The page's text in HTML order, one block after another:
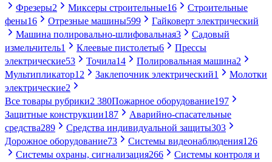
Фрезеры2 Миксеры строительные16
Строительные
фены16 Отрезные машины599
Гайковерт электрический
Машина полировально-шлифовальная3
Садовый
измельчитель1 Клеевые пистолеты6
Прессы
электрические53 Точила14 Полировальная машина2
Мультипликатор12 Заклепочник электрический1
Молотки
электрические2
Все товары рубрики2 380Пожарное оборудование197
Защитные конструкции187
Аварийно-спасательные
средства289 Средства индивидуальной защиты303
Дорожное оборудование73 Системы видеонаблюдения126
Системы охраны, сигнализация266
Системы контроля и